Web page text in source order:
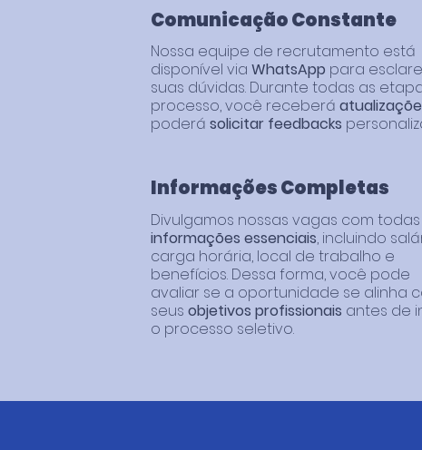
Comunicação Constante
Nossa equipe de recrutamento está
disponível via WhatsApp para
suas dúvidas. Durante todas as
processo, você receberá
poderá solicitar feedbacks
Informações Completas
Divulgamos nossas vagas com
informações essenciais, incluindo
carga horária, local de trabalho e
benefícios. Dessa forma, você pode
avaliar se a oportunidade se alinha
seus objetivos profissionais antes de
o processo seletivo.